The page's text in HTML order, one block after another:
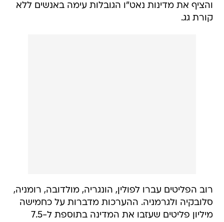
והציף את מדינות נאט"ו הגובלות עימה באנשים ללא
קורת גג.
רוב הפליטים עברו לפולין, הונגריה, מולדובה, רומניה,
סלובקיה ולגרמניה. ההערכות מדברות על כחמישה
מיליון פליטים שעזבו את המדינה בתוספת ל-7.5